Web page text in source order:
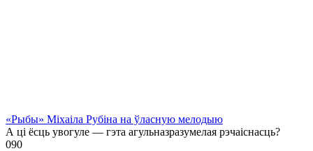
«Рыбы» Міхаіла Рубіна на ўласную мелодыю
А ці ёсць увогуле — гэта агульназразумелая рэчаіснасць?
090